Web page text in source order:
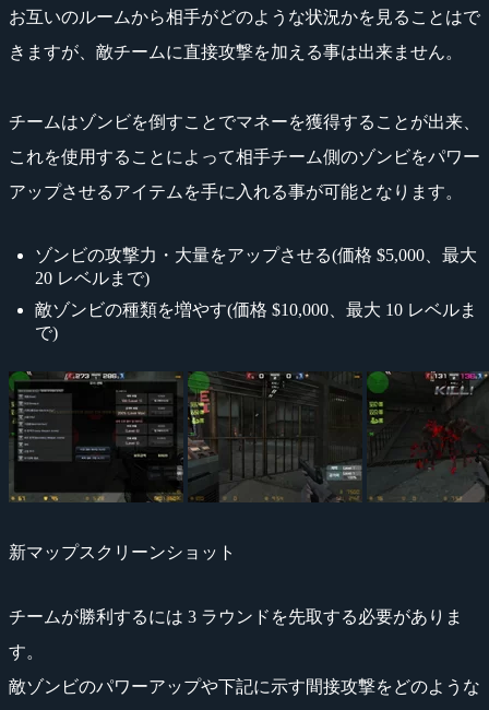
お互いのルームから相手がどのような状況かを見ることはで
きますが、敵チームに直接攻撃を加える事は出来ません。
チームはゾンビを倒すことでマネーを獲得することが出来、
これを使用することによって相手チーム側のゾンビをパワー
アップさせるアイテムを手に入れる事が可能となります。
ゾンビの攻撃力・大量をアップさせる(価格 $5,000、最大
20 レベルまで)
敵ゾンビの種類を増やす(価格 $10,000、最大 10 レベルま
で)
新マップスクリーンショット
チームが勝利するには 3 ラウンドを先取する必要がありま
す。
敵ゾンビのパワーアップや下記に示す間接攻撃をどのような